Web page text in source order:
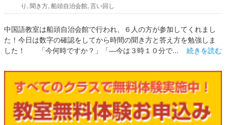
り , 聞き方, 船頭自治会館, 言い回し
中国語教室は船頭自治会館で行われ、６人の方が参加してくれまし
た！今日は数字の確認をしてから時間の聞き方と答え方を勉強しま
した！ 「今何時ですか？」「―今は３時１０分で... 続きを読む